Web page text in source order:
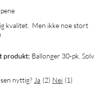
kvalitet.  Men ikke noe stort
produkt: Ballonger 30-pk. Sølv
nyttig? Ja (2) Nei (1)